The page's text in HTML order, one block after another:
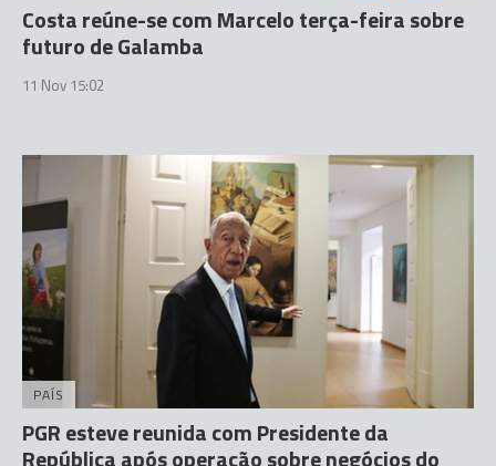
Costa reúne-se com Marcelo terça-feira sobre
futuro de Galamba
11 Nov 15:02
PAÍS
PGR esteve reunida com Presidente da
República após operação sobre negócios do